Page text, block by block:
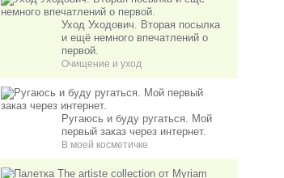
Уход Уходович. Вторая посылка
и ещё немного впечатлений о
первой.
Очищение и уход
Ругаюсь и буду ругаться. Мой
первый заказ через интернет.
В моей косметичке